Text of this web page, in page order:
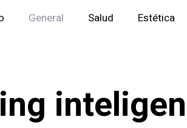
General Salud Estética